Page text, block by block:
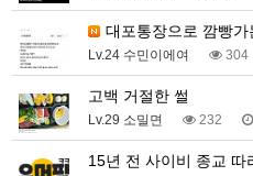
대포통장으로 깜빵가
Lv.24 수민이에여 304
고백 거절한 썰
Lv.29 소밀면 232
15년 전 사이비 종교 따